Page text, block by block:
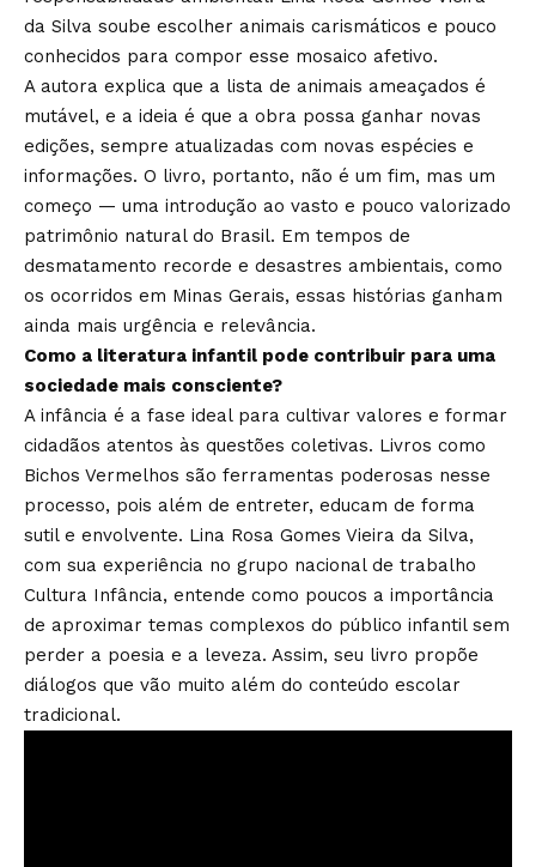
da Silva soube escolher animais carismáticos e pouco
conhecidos para compor esse mosaico afetivo.
A autora explica que a lista de animais ameaçados é
mutável, e a ideia é que a obra possa ganhar novas
edições, sempre atualizadas com novas espécies e
informações. O livro, portanto, não é um fim, mas um
começo — uma introdução ao vasto e pouco valorizado
patrimônio natural do Brasil. Em tempos de
desmatamento recorde e desastres ambientais, como
os ocorridos em Minas Gerais, essas histórias ganham
ainda mais urgência e relevância.
Como a literatura infantil pode contribuir para uma
sociedade mais consciente?
A infância é a fase ideal para cultivar valores e formar
cidadãos atentos às questões coletivas. Livros como
Bichos Vermelhos são ferramentas poderosas nesse
processo, pois além de entreter, educam de forma
sutil e envolvente. Lina Rosa Gomes Vieira da Silva,
com sua experiência no grupo nacional de trabalho
Cultura Infância, entende como poucos a importância
de aproximar temas complexos do público infantil sem
perder a poesia e a leveza. Assim, seu livro propõe
diálogos que vão muito além do conteúdo escolar
tradicional.